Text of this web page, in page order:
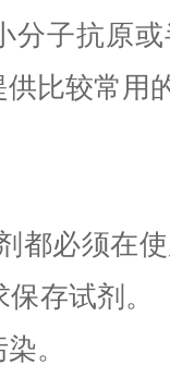
分子抗原
比较常用
都必须在
保存试剂
。